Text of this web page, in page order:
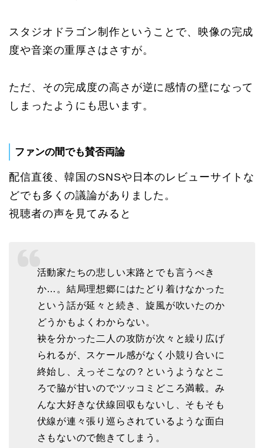
スタジオドラゴン制作ということで、映像の完成
度や音楽の重厚さはさすが。
ただ、その完成度の高さが逆に感情の壁になって
しまったようにも思います。
ファンの間でも賛否両論
配信直後、韓国のSNSや日本のレビューサイトな
どでも多くの議論がありました。
視聴者の声を見てみると
活動家たちの悲しい末路とでも言うべき
か…。結局理想郷にはたどり着けなかった
という話が延々と続き、旋風が吹いたのか
どうかもよくわからない。
袂を分かった二人の攻防が次々と繰り広げ
られるが、スケール感がなく小競り合いに
終始し、えっそこなの？というようなとこ
ろで脇が甘いのでツッコミどころ満載。み
んな大好きな伏線回収もないし、そもそも
伏線が連々張り巡らされているような面白
さもないので飽きてしまう。